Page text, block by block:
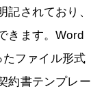
されており、
きます。Word
ファイル形式
約書テンプレー